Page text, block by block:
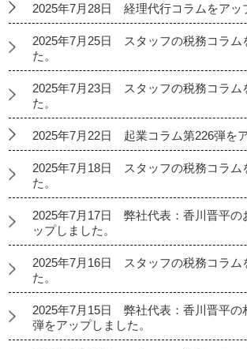
2025年7月28日 経理代行コラムをアッ
2025年7月25日 スタッフの税務コラム
た。
2025年7月23日 スタッフの税務コラム
た。
2025年7月22日 起業コラム第226弾を
2025年7月18日 スタッフの税務コラム
た。
2025年7月17日 弊社代表：香川晋平の
ップしました。
2025年7月16日 スタッフの税務コラム
た。
2025年7月15日 弊社代表：香川晋平の
弾をアップしました。